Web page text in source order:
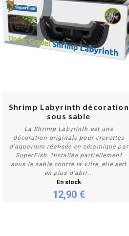
Acheter
Shrimp Labyrinth décoration
sous sable
La Shrimp Labyrinth est une
décoration originale pour crevettes
d'aquarium réalisée en céramique par
SuperFish. Installée partiellement
sous le sable contre la vitre, elle sert
en plus d'abri...
En stock
12,90 €